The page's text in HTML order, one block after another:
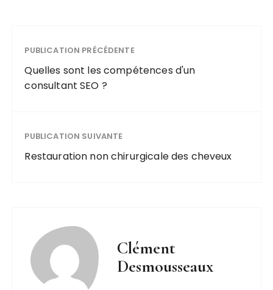
PUBLICATION PRÉCÉDENTE
Quelles sont les compétences d'un
consultant SEO ?
PUBLICATION SUIVANTE
Restauration non chirurgicale des cheveux
Clément
Desmousseaux